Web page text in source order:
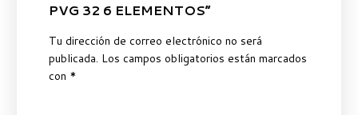
PVG 32 6 ELEMENTOS”
Tu dirección de correo electrónico no será
publicada. Los campos obligatorios están marcados
con *